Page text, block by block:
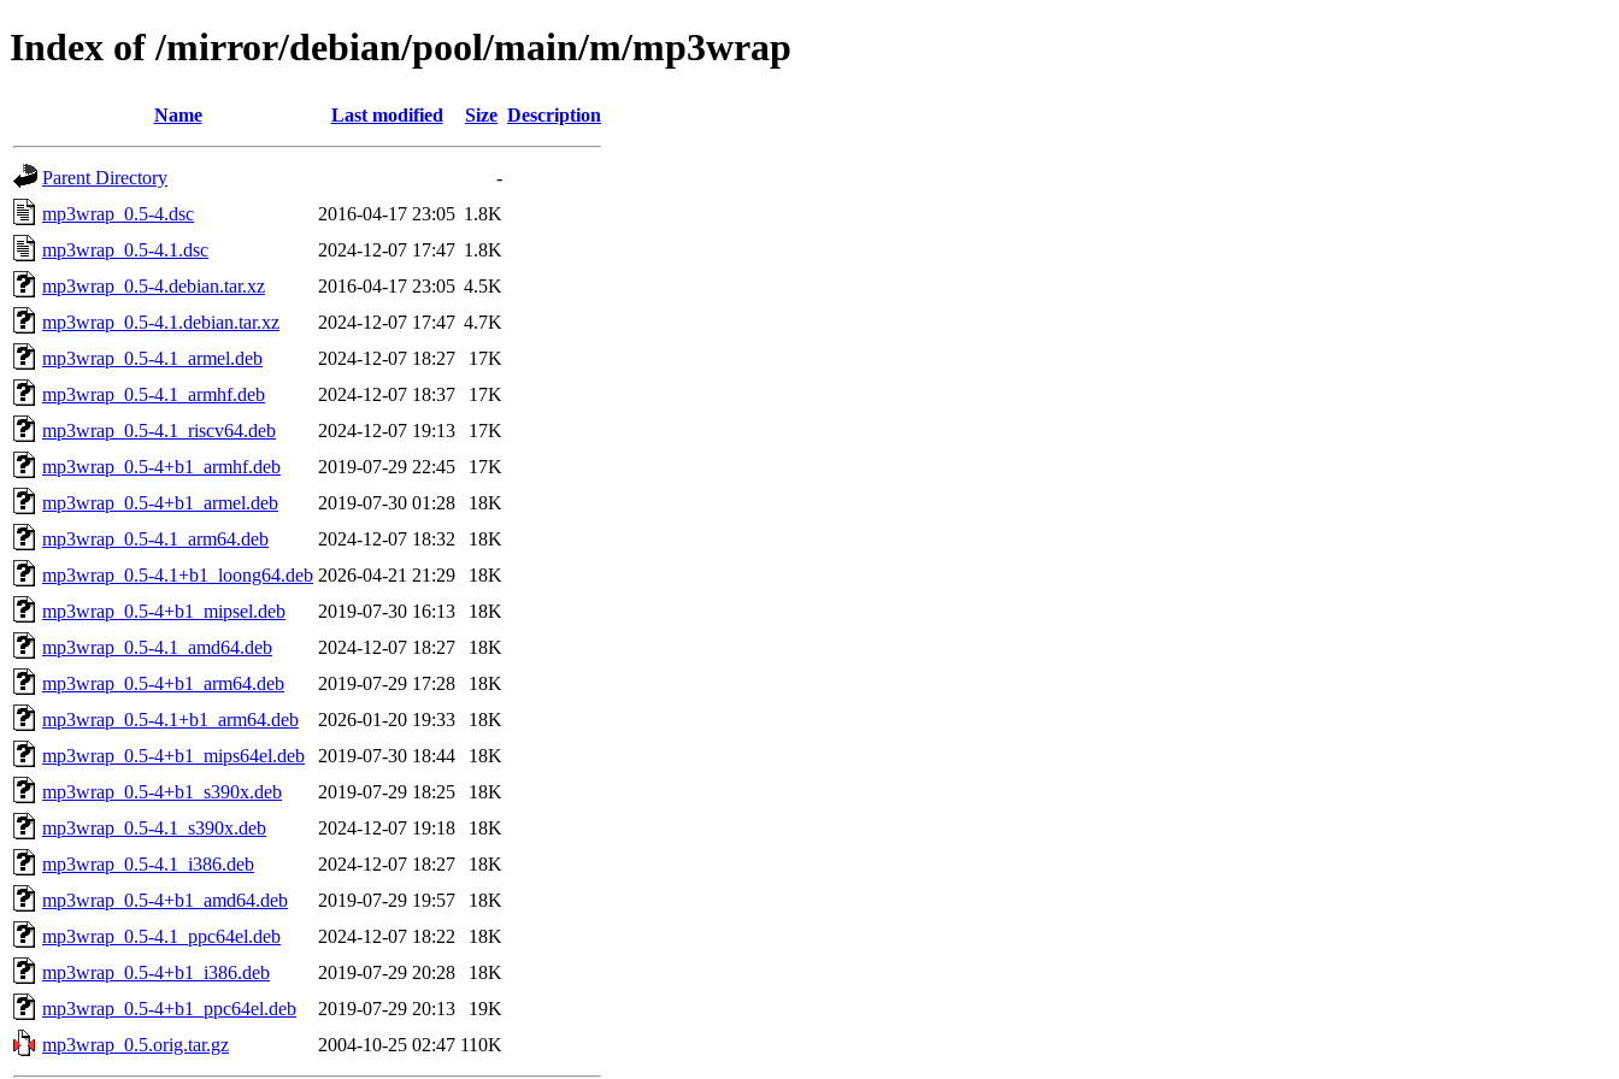
Index of /mirror/debian/pool/main/m/mp3wrap
Name Last modified Size Description
Parent Directory
-
mp3wrap_0.5-4.dsc
2016-04-17 23:05 1.8K
mp3wrap_0.5-4.1.dsc
2024-12-07 17:47 1.8K
mp3wrap_0.5-4.debian.tar.xz
2016-04-17 23:05 4.5K
mp3wrap_0.5-4.1.debian.tar.xz
2024-12-07 17:47 4.7K
mp3wrap_0.5-4.1_armel.deb
2024-12-07 18:27
17K
mp3wrap_0.5-4.1_armhf.deb
2024-12-07 18:37
17K
mp3wrap_0.5-4.1_riscv64.deb
2024-12-07 19:13
17K
mp3wrap_0.5-4+b1_armhf.deb
2019-07-29 22:45
17K
mp3wrap_0.5-4+b1_armel.deb
2019-07-30 01:28
18K
mp3wrap_0.5-4.1_arm64.deb
2024-12-07 18:32
18K
mp3wrap_0.5-4.1+b1_loong64.deb 2026-04-21 21:29
18K
mp3wrap_0.5-4+b1_mipsel.deb
2019-07-30 16:13
18K
mp3wrap_0.5-4.1_amd64.deb
2024-12-07 18:27
18K
mp3wrap_0.5-4+b1_arm64.deb
2019-07-29 17:28
18K
mp3wrap_0.5-4.1+b1_arm64.deb
2026-01-20 19:33
18K
mp3wrap_0.5-4+b1_mips64el.deb
2019-07-30 18:44
18K
mp3wrap_0.5-4+b1_s390x.deb
2019-07-29 18:25
18K
mp3wrap_0.5-4.1_s390x.deb
2024-12-07 19:18
18K
mp3wrap_0.5-4.1_i386.deb
2024-12-07 18:27
18K
mp3wrap_0.5-4+b1_amd64.deb
2019-07-29 19:57
18K
mp3wrap_0.5-4.1_ppc64el.deb
2024-12-07 18:22
18K
mp3wrap_0.5-4+b1_i386.deb
2019-07-29 20:28
18K
mp3wrap_0.5-4+b1_ppc64el.deb
2019-07-29 20:13
19K
mp3wrap_0.5.orig.tar.gz
2004-10-25 02:47 110K